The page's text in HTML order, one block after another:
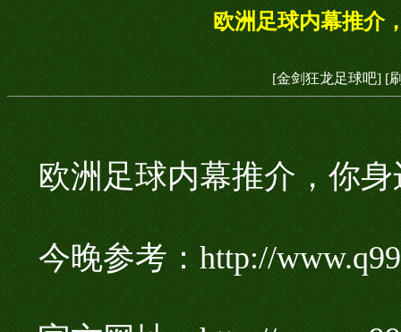
欧洲足球内幕推介
[金剑狂龙足球吧] [
欧洲足球内幕推介，你
今晚参考：http://